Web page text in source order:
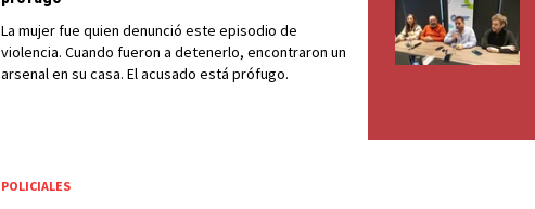
La mujer fue quien denunció este episodio de
violencia. Cuando fueron a detenerlo, encontraron un
arsenal en su casa. El acusado está prófugo.
POLICIALES